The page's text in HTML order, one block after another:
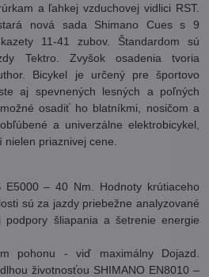
a ľahkej vzduchovej vidlici RST.
nová sada Shimano Cues s 9
11-41 zubov. Štandardom sú
Tektro. Zvyšok osadenia tvoria
Bicykel je určený pre športovo
aj spevnených lesných a poľných
osadiť ho blatníkmi, nosičom a
a univerzálne elektrobicykel,
priaznivej cene.
E5000 – 40 Nm. Hodnoty krútiaceho
sú za jazdy priebežne analyzované
podpory šliapania a šetrenie energie
pohonu - viď maximálny Dojazd.
životnosťou SHIMANO EN8010 –